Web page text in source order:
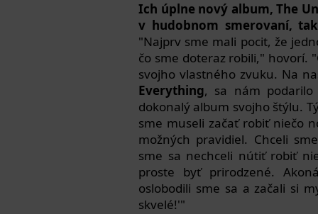
Ich úplne nový album, The
v hudobnom smerovaní,
"Najprv sme mali pocit, že
čo sme doteraz robili," hovorí.
svojho vlastného zvuku. Na
Everything, sa nám
dokonalý album svojho štýlu.
sme museli začať robiť niečo
možných pravidiel. Chceli
sme sa nechceli nútiť robiť
proste byť prirodzené.
oslobodili sme sa a začali si
skvelé!'"